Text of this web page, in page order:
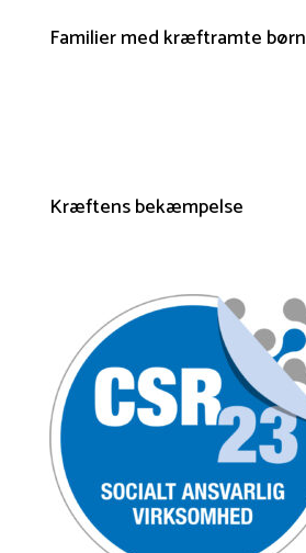
Familier med kræftramte børn
Kræftens bekæmpelse